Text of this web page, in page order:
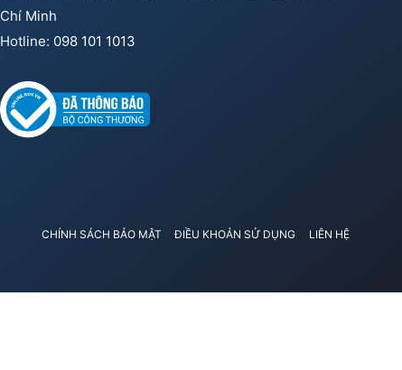
Chí Minh
Hotline: 098 101 1013
CHÍNH SÁCH BẢO MẬT ĐIỀU KHOẢN SỬ DỤNG LIÊN HỆ